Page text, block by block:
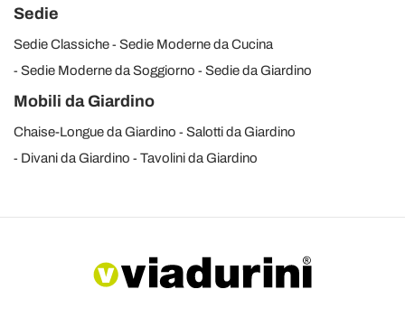
Sedie
Sedie Classiche
Sedie Moderne da Cucina
Sedie Moderne da Soggiorno
Sedie da Giardino
Mobili da Giardino
Chaise-Longue da Giardino
Salotti da Giardino
Divani da Giardino
Tavolini da Giardino